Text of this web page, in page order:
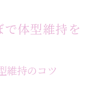
体型維持を
維持のコツ